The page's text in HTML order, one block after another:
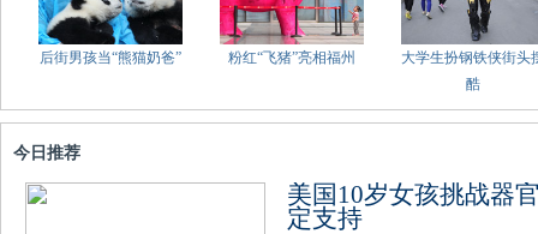
后街男孩当“熊猫奶爸” 粉红“飞猪”亮相福州
大学生扮钢铁侠街头
酷
今日推荐
美国10岁女孩挑战器
定支持